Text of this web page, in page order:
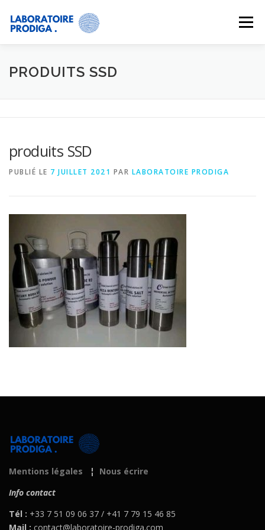
Menu
SERVICES ACTUALITÉS
PRODUITS SSD
produits SSD
PUBLIÉ LE 7 JUILLET 2021 PAR LABORATOIRE PRODIGA
Mentions légales ¦ Nous écrire
Info contact
Tél : +33 7 51 09 06 37 / +41 7 79 15 46 85
Mail : contact@laboratoire-prodiga.com